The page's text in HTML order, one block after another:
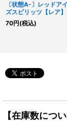
〔状態A-〕レッドアイ
ズスピリッツ【レア】
{CPD1-JP020}《罠》
70円(税込)
【在庫数につい